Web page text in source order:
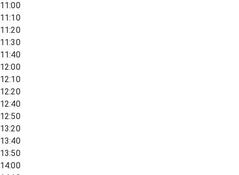
11:00
11:10
11:20
11:30
11:40
12:00
12:10
12:20
12:40
12:50
13:20
13:40
13:50
14:00